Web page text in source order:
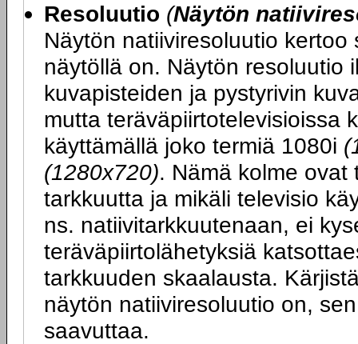
Resoluutio (Näytön
Näytön natiiviresoluutio
näytöllä on. Näytön resoluutio
kuvapisteiden ja pystyrivin
mutta teräväpiirtotelevisioissa
käyttämällä joko termiä 1080i
(1280x720). Nämä kolme ovat
tarkkuutta ja mikäli televisio
ns. natiivitarkkuutenaan, ei
teräväpiirtolähetyksiä
tarkkuuden skaalausta.
näytön natiiviresoluutio on,
saavuttaa.